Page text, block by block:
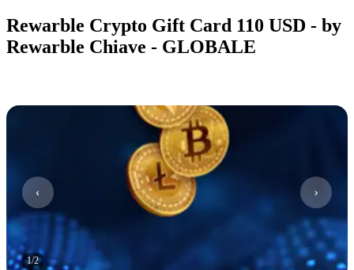
Rewarble Crypto Gift Card 110 USD - by
Rewarble Chiave - GLOBALE
1/2